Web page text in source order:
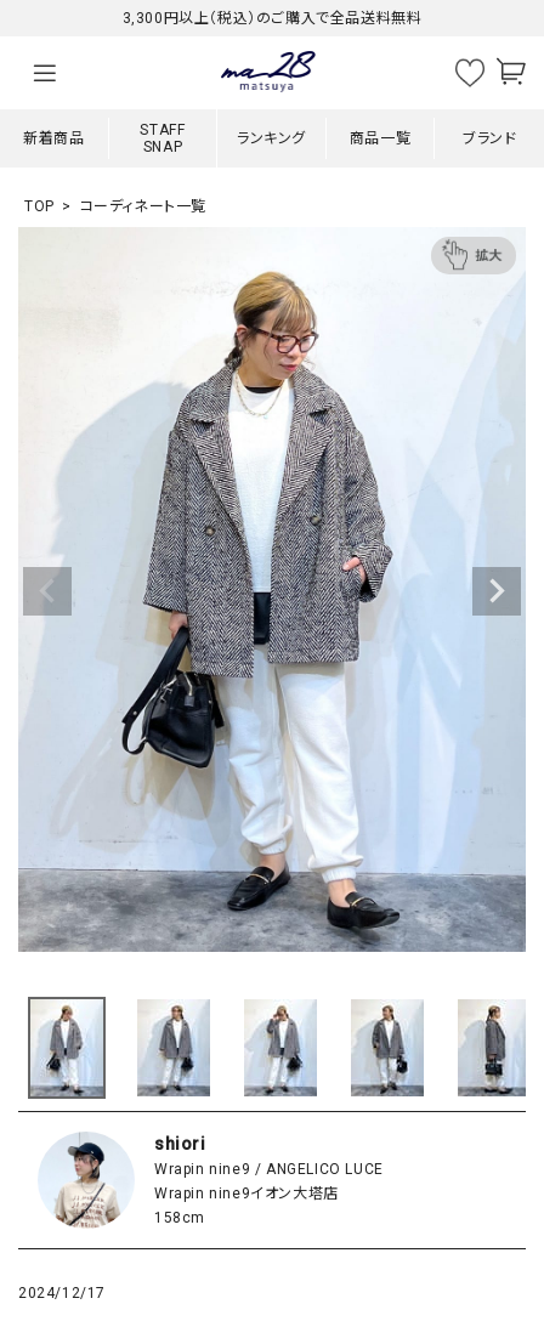
3,300円以上（税込）のご購入で全品送料無料
新着商品
STAFF
SNAP
ランキング 商品一覧 ブランド
TOP コーディネート一覧
shiori
Wrapin nine9 / ANGELICO LUCE
Wrapin nine9イオン大塔店
158cm
2024/12/17